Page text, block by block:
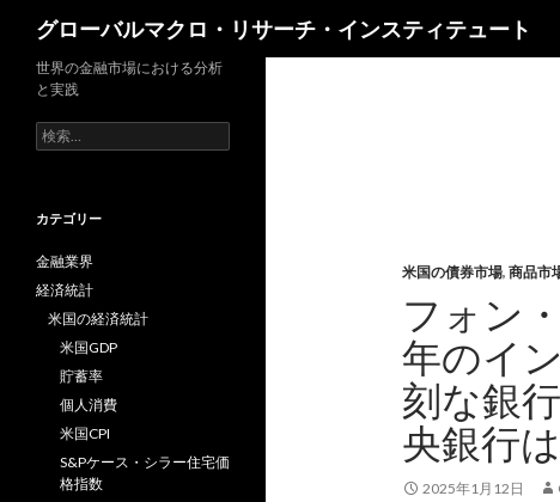
グローバルマクロ・リサーチ・インスティテュート
米国の債券市場, 商品市
フォン
年のイ
刻な銀
央銀行
2025年1月12日
世界の金融市場における分析
と実践
検
索:
カテゴリー
金融業界
経済統計
米国の経済統計
米国GDP
貯蓄率
個人消費
米国CPI
S&Pケース・シラー住宅価
格指数